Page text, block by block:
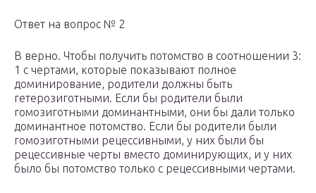
Ответ на вопрос № 2
В верно. Чтобы получить потомство в соотношении 3:
1 с чертами, которые показывают полное
доминирование, родители должны быть
гетерозиготными. Если бы родители были
гомозиготными доминантными, они бы дали только
доминантное потомство. Если бы родители были
гомозиготными рецессивными, у них были бы
рецессивные черты вместо доминирующих, и у них
было бы потомство только с рецессивными чертами.